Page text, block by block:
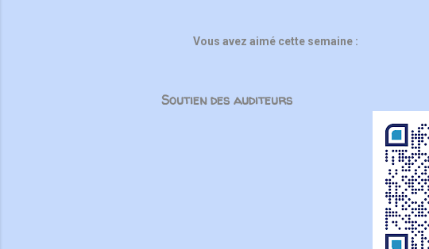
Vous avez aimé cette semaine :
Soutien des auditeurs